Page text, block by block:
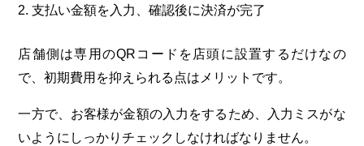
支払い金額を入力、確認後に決済が完了
店舗側は専用のQRコードを店頭に設置するだけなの
で、初期費用を抑えられる点はメリットです。
一方で、お客様が金額の入力をするため、入力ミスがな
いようにしっかりチェックしなければなりません。